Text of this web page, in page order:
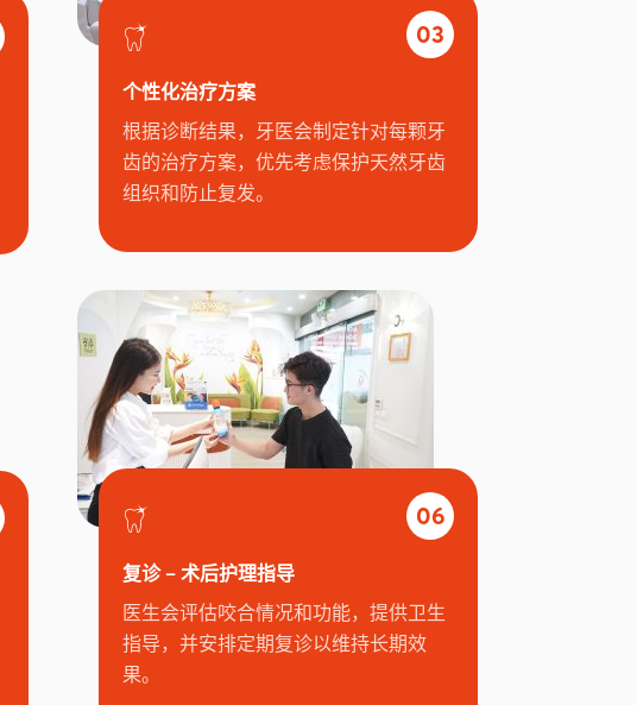
03
个性化治疗方案
根据诊断结果，牙医会制定针对每颗牙
齿的治疗方案，优先考虑保护天然牙齿
组织和防止复发。
06
复诊 – 术后护理指导
医生会评估咬合情况和功能，提供卫生
指导，并安排定期复诊以维持长期效
果。